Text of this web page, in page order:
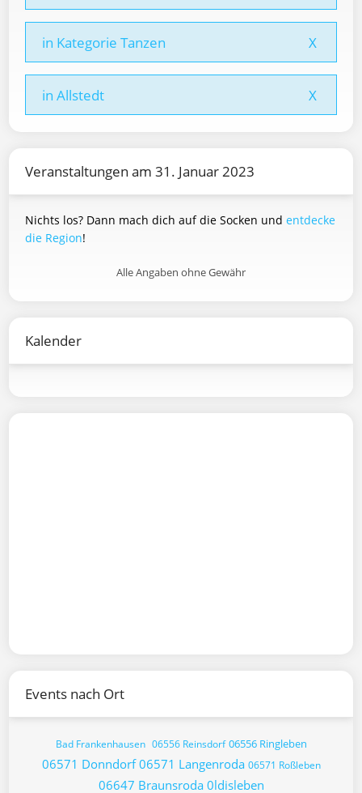
in Kategorie Tanzen X
in Allstedt X
Veranstaltungen am 31. Januar 2023
Nichts los? Dann mach dich auf die Socken und entdecke
die Region!
Alle Angaben ohne Gewähr
Kalender
Events nach Ort
Bad Frankenhausen 06556 Reinsdorf 06556 Ringleben
06571 Donndorf 06571 Langenroda 06571 Roßleben
06647 Braunsroda 0ldisleben